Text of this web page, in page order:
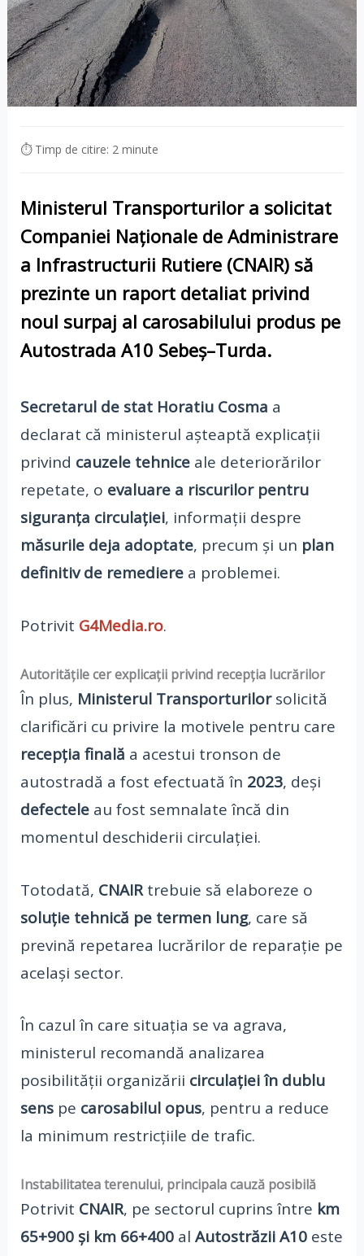
⏱ Timp de citire: 2 minute
Ministerul Transporturilora solicitat
Companiei Naționale de Administrare
a Infrastructurii Rutiere (CNAIR)să
prezinte un raport detaliatprivind
noul surpaj al carosabilului produs pe
Autostrada A10 Sebeș–Turda.
Secretarul de stat Horatiu Cosma a
declarat că ministerul așteaptă explicații
privind cauzele tehniceale deteriorărilor
repetate, o evaluare a riscurilor pentru
siguranța circulației, informații despre
măsurile deja adoptate, precum și un plan
definitiv de remedierea problemei.
Potrivit G4Media.ro.
Autoritățile cer explicații privind recepția lucrărilor
În plus, Ministerul Transporturilorsolicită
clarificări cu privire la motivele pentru care
recepția finală a acestui tronson de
autostradă a fost efectuată în 2023, deși
defecteleau fost semnalate încă din
momentul deschiderii circulației.
Totodată, CNAIRtrebuie să elaboreze o
soluție tehnică pe termen lung, care să
prevină repetarea lucrărilor de reparație pe
același sector.
În cazul în care situația se va agrava,
ministerul recomandă analizarea
posibilității organizării circulației în dublu
senspe carosabilul opus, pentru a reduce
la minimum restricțiile de trafic.
Instabilitatea terenului, principala cauză posibilă
Potrivit CNAIR, pe sectorul cuprins între km
65+900 și km 66+400al Autostrăzii A10este